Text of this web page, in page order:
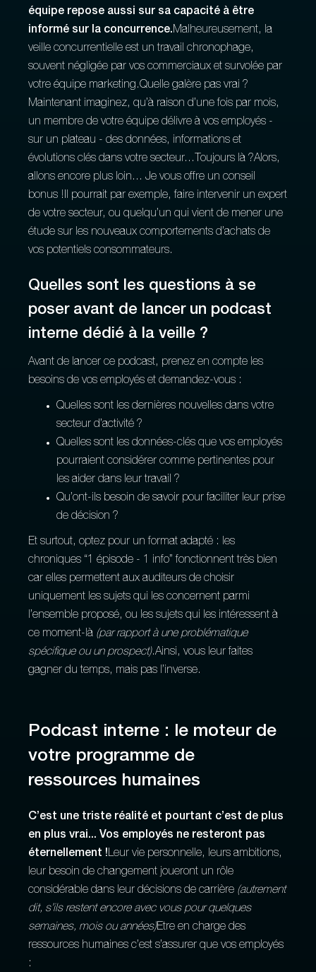
équipe repose aussi sur sa capacité à être
informé sur la concurrence.Malheureusement, la
veille concurrentielle est un travail chronophage,
souvent négligée par vos commerciaux et survolée par
votre équipe marketing.Quelle galère pas vrai ?
Maintenant imaginez, qu’à raison d’une fois par mois,
un membre de votre équipe délivre à vos employés -
sur un plateau - des données, informations et
évolutions clés dans votre secteur...Toujours là ?Alors,
allons encore plus loin... Je vous offre un conseil
bonus !Il pourrait par exemple, faire intervenir un expert
de votre secteur, ou quelqu’un qui vient de mener une
étude sur les nouveaux comportements d’achats de
vos potentiels consommateurs.
Quelles sont les questions à se
poser avant de lancer un podcast
interne dédié à la veille ?
Avant de lancer ce podcast, prenez en compte les
besoins de vos employés et demandez-vous :
Quelles sont les dernières nouvelles dans votre
secteur d’activité ?
Quelles sont les données-clés que vos employés
pourraient considérer comme pertinentes pour
les aider dans leur travail ?
Qu’ont-ils besoin de savoir pour faciliter leur prise
de décision ?
Et surtout, optez pour un format adapté : les
chroniques “1 épisode - 1 info” fonctionnent très bien
car elles permettent aux auditeurs de choisir
uniquement les sujets qui les concernent parmi
l’ensemble proposé, ou les sujets qui les intéressent à
ce moment-là (par rapport à une problématique
spécifique ou un prospect).Ainsi, vous leur faites
gagner du temps, mais pas l’inverse.
Podcast interne : le moteur de
votre programme de
ressources humaines
C’est une triste réalité et pourtant c’est de plus
en plus vrai... Vos employés ne resteront pas
éternellement !Leur vie personnelle, leurs ambitions,
leur besoin de changement joueront un rôle
considérable dans leur décisions de carrière (autrement
dit, s’ils restent encore avec vous pour quelques
semaines, mois ou années)Etre en charge des
ressources humaines c’est s’assurer que vos employés
: